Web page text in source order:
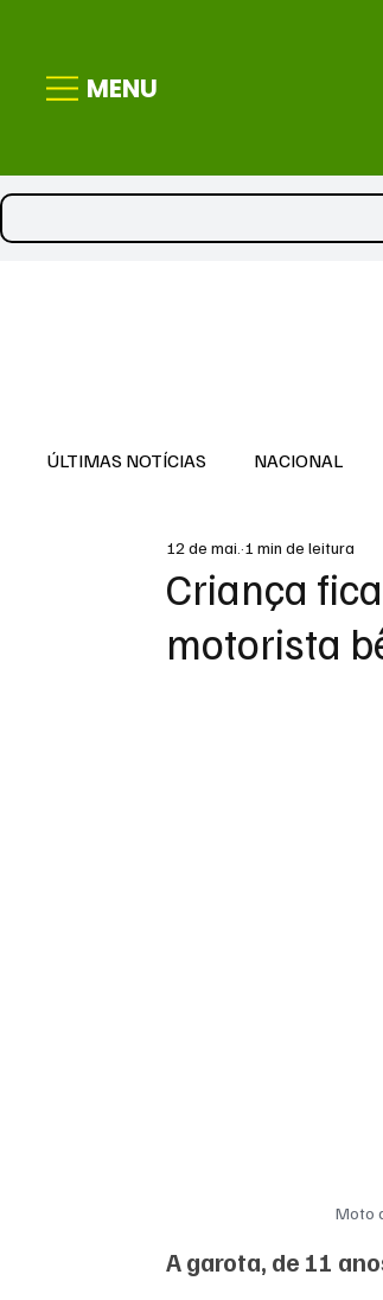
MENU
ÚLTIMAS NOTÍCIAS NACIONAL
DESTAQUE
Criança
motorista
12 de mai. 1 min de leitura
Moto
A garota, de 11